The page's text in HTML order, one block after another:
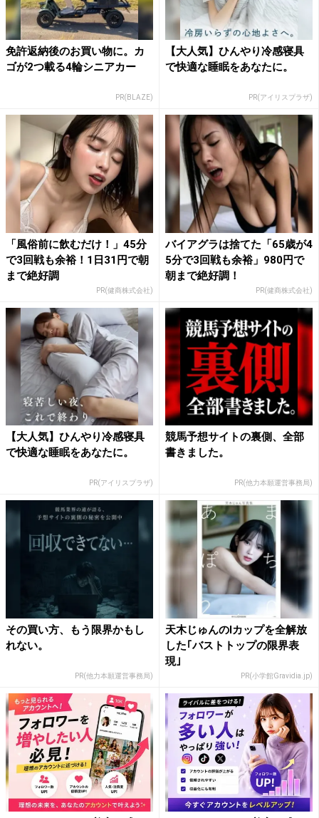
免許返納後のお買い物に。カ
ゴが2つ載る4輪シニアカー
PR(BLAZE)
【大人気】ひんやり冷感寝具
で快適な睡眠をあなたに。
PR(アイリスプラザ)
「風俗前に飲むだけ！」45分
で3回戦も余裕！1日31円で朝
まで絶好調
PR(健商株式会社)
バイアグラは捨てた「65歳が4
5分で3回戦も余裕」980円で
朝まで絶好調！
PR(健商株式会社)
【大人気】ひんやり冷感寝具
で快適な睡眠をあなたに。
PR(アイリスプラザ)
競馬予想サイトの裏側、全部
書きました。
PR(他力本願運営事務局)
その買い方、もう限界かもし
れない。
PR(他力本願運営事務局)
天木じゅんのIカップを全解放
した｢バストトップの限界表
現｣
PR(小学館Gravidia.jp)